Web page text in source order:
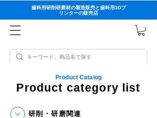
歯科用研削研磨材の製造販売と歯科用3Dプ
リンターの販売店
Product Catalog
Product category list
研削・研磨関連